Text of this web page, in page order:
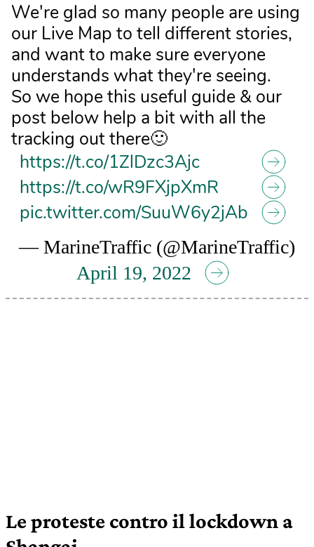
We're glad so many people are using
our Live Map to tell different stories,
and want to make sure everyone
understands what they're seeing.
So we hope this useful guide & our
post below help a bit with all the
tracking out there🙂
https://t.co/1ZlDzc3Ajc
https://t.co/wR9FXjpXmR
pic.twitter.com/SuuW6y2jAb
— MarineTraffic (@MarineTraffic)
April 19, 2022
Le proteste contro il lockdown a